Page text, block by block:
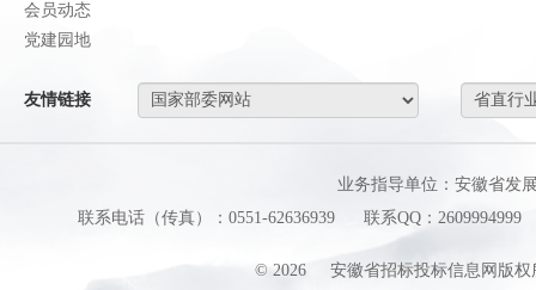
会员动态
党建园地
友情链接
业务指导单位：安徽省发
联系电话（传真）：0551-62636939
联系QQ：2609994999
© 2026 安徽省招标投标信息网版